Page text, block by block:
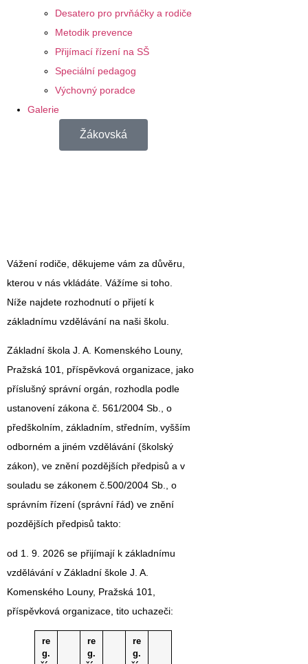
Desatero pro prvňáčky a rodiče
Metodik prevence
Přijímací řízení na SŠ
Speciální pedagog
Výchovný poradce
Galerie
Žákovská
Vážení rodiče, děkujeme vám za důvěru,
kterou v nás vkládáte. Vážíme si toho.
Níže najdete rozhodnutí o přijetí k
základnímu vzdělávání na naši školu.
Základní škola J. A. Komenského Louny,
Pražská 101, příspěvková organizace, jako
příslušný správní orgán, rozhodla podle
ustanovení zákona č. 561/2004 Sb., o
předškolním, základním, středním, vyšším
odborném a jiném vzdělávání (školský
zákon), ve znění pozdějších předpisů a v
souladu se zákonem č.500/2004 Sb., o
správním řízení (správní řád) ve znění
pozdějších předpisů takto:
od 1. 9. 2026 se přijímají k základnímu
vzdělávání v Základní škole J. A.
Komenského Louny, Pražská 101,
příspěvková organizace, tito uchazeči:
re
g.
re
g.
re
g.